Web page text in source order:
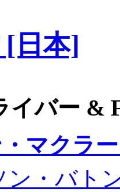
[日本]
イバー &
マクラ
ン・バト